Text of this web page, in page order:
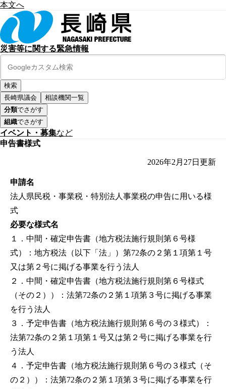
本文へ
災害等に関する緊急情報
長崎県議会
相談機関一覧
分類でさがす
組織でさがす
イベント・募集など
申告書様式
2026年2月27日 更新
申請名
法人県民税・事業税・特別法人事業税の申告に用いる様
式
必要な様式名
１．中間・確定申告書（地方税法施行規則第６号様
式）：地方税法（以下「法」）第72条の２第１項第１号
又は第２号に掲げる事業を行う法人
２．中間・確定申告書（地方税法施行規則第６号様式
（その２））：法第72条の２第１項第３号に掲げる事業
を行う法人
３．予定申告書（地方税法施行規則第６号の３様式）：
法第72条の２第１項第１号又は第２号に掲げる事業を行
う法人
４．予定申告書（地方税法施行規則第６号の３様式（そ
の２））：法第72条の２第１項第３号に掲げる事業を行